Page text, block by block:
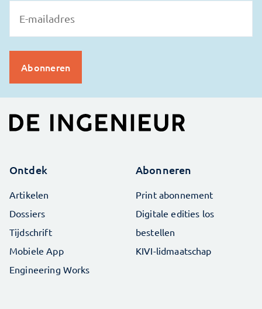
Ontdek
Artikelen
Dossiers
Tijdschrift
Mobiele App
Engineering Works
Abonneren
Print abonnement
Digitale edities los
bestellen
KIVI-lidmaatschap